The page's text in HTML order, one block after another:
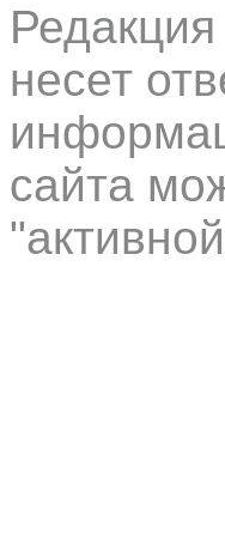
несет
сайта